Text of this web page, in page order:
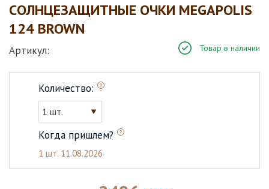
CОЛНЦЕЗАЩИТНЫЕ ОЧКИ MEGAPOLIS
124 BROWN
Артикул: Товар в наличии
Количество:
1 шт.
Когда пришлем?
1 шт. 11.08.2026